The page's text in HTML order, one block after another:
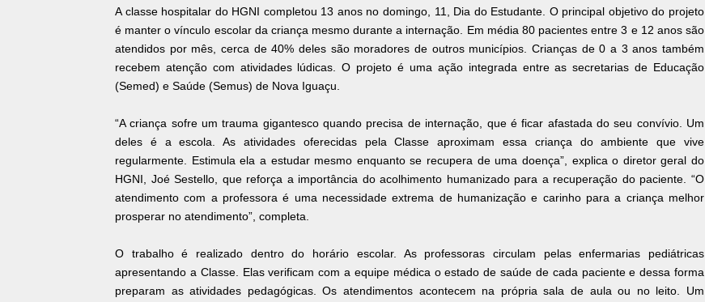
A classe hospitalar do HGNI completou 13 anos no domingo, 11, Dia do Estudante. O principal objetivo do projeto
é manter o vínculo escolar da criança mesmo durante a internação. Em média 80 pacientes entre 3 e 12 anos são
atendidos por mês, cerca de 40% deles são moradores de outros municípios. Crianças de 0 a 3 anos também
recebem atenção com atividades lúdicas. O projeto é uma ação integrada entre as secretarias de Educação
(Semed) e Saúde (Semus) de Nova Iguaçu.
“A criança sofre um trauma gigantesco quando precisa de internação, que é ficar afastada do seu convívio. Um
deles é a escola. As atividades oferecidas pela Classe aproximam essa criança do ambiente que vive
regularmente. Estimula ela a estudar mesmo enquanto se recupera de uma doença”, explica o diretor geral do
HGNI, Joé Sestello, que reforça a importância do acolhimento humanizado para a recuperação do paciente. “O
atendimento com a professora é uma necessidade extrema de humanização e carinho para a criança melhor
prosperar no atendimento”, completa.
O trabalho é realizado dentro do horário escolar. As professoras circulam pelas enfermarias pediátricas
apresentando a Classe. Elas verificam com a equipe médica o estado de saúde de cada paciente e dessa forma
preparam as atividades pedagógicas. Os atendimentos acontecem na própria sala de aula ou no leito. Um